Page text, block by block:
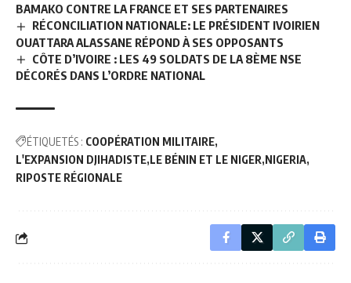
BAMAKO CONTRE LA FRANCE ET SES PARTENAIRES
RÉCONCILIATION NATIONALE: LE PRÉSIDENT IVOIRIEN
OUATTARA ALASSANE RÉPOND À SES OPPOSANTS
CÔTE D’IVOIRE : LES 49 SOLDATS DE LA 8ÈME NSE
DÉCORÉS DANS L’ORDRE NATIONAL
ÉTIQUETÉS : COOPÉRATION MILITAIRE
L'EXPANSION DJIHADISTE LE BÉNIN ET LE NIGER NIGERIA
RIPOSTE RÉGIONALE